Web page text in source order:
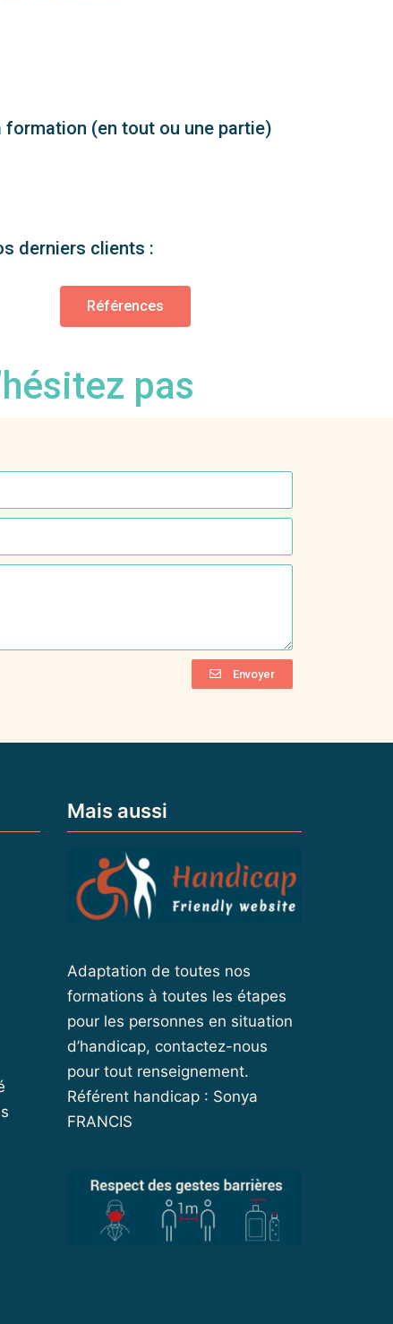
formation (en tout ou une partie)
derniers clients :
Références
pas
Envoyer
Mais aussi
Adaptation de toutes nos
formations à toutes les étapes
pour les personnes en situation
d’handicap, contactez-nous
pour tout renseignement.
Référent handicap : Sonya
FRANCIS